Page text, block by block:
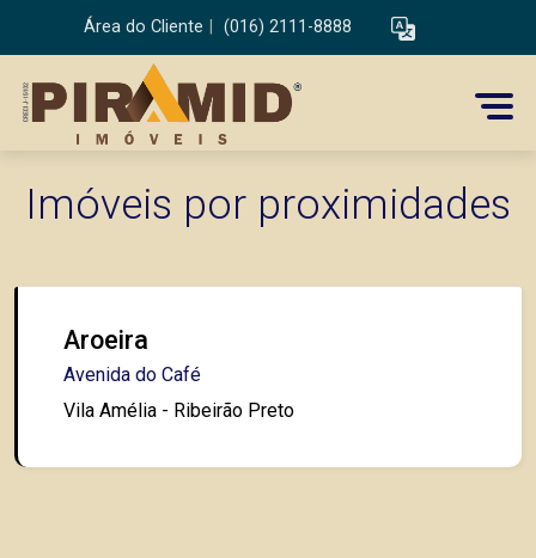
Área do Cliente (016) 2111-8888
Imóveis por proximidades
Aroeira
Avenida do Café
Vila Amélia - Ribeirão Preto